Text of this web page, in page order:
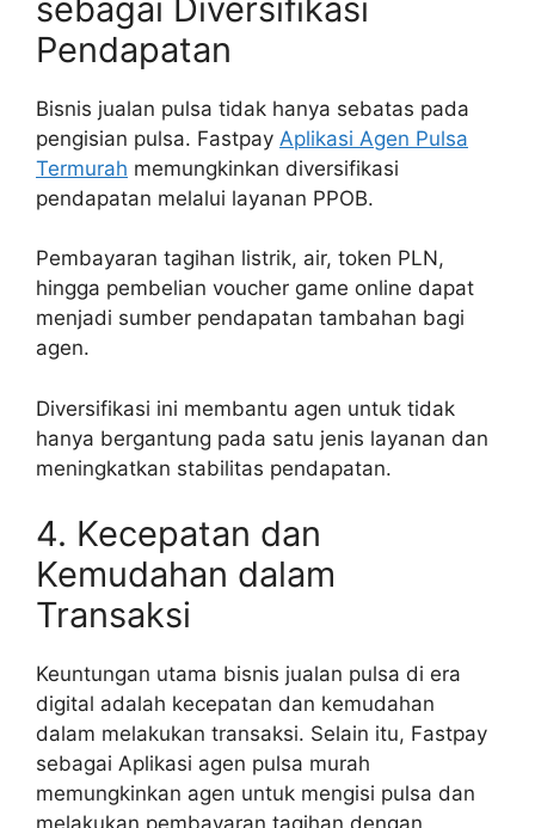
sebagai Diversifikasi
Pendapatan
Bisnis jualan pulsa tidak hanya sebatas pada
pengisian pulsa. Fastpay Aplikasi Agen Pulsa
Termurah memungkinkan diversifikasi
pendapatan melalui layanan PPOB.
Pembayaran tagihan listrik, air, token PLN,
hingga pembelian voucher game online dapat
menjadi sumber pendapatan tambahan bagi
agen.
Diversifikasi ini membantu agen untuk tidak
hanya bergantung pada satu jenis layanan dan
meningkatkan stabilitas pendapatan.
4. Kecepatan dan
Kemudahan dalam
Transaksi
Keuntungan utama bisnis jualan pulsa di era
digital adalah kecepatan dan kemudahan
dalam melakukan transaksi. Selain itu, Fastpay
sebagai Aplikasi agen pulsa murah
memungkinkan agen untuk mengisi pulsa dan